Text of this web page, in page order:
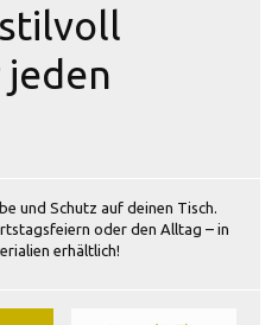
und Schutz auf deinen Tisch.
oder den Alltag – in
erhältlich!